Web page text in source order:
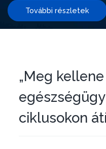
További részletek
„Meg
ciklusokon